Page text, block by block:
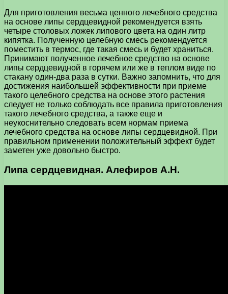
Для приготовления весьма ценного лечебного средства
на основе липы сердцевидной рекомендуется взять
четыре столовых ложек липового цвета на один литр
кипятка. Полученную целебную смесь рекомендуется
поместить в термос, где такая смесь и будет храниться.
Принимают полученное лечебное средство на основе
липы сердцевидной в горячем или же в теплом виде по
стакану один-два раза в сутки. Важно запомнить, что для
достижения наибольшей эффективности при приеме
такого целебного средства на основе этого растения
следует не только соблюдать все правила приготовления
такого лечебного средства, а также еще и
неукоснительно следовать всем нормам приема
лечебного средства на основе липы сердцевидной. При
правильном применении положительный эффект будет
заметен уже довольно быстро.
Липа сердцевидная. Алефиров А.Н.